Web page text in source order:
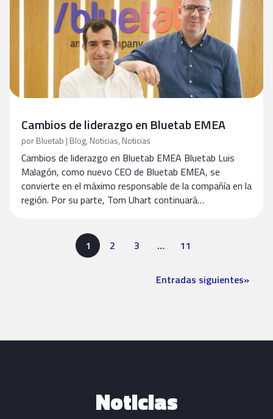
Cambios de liderazgo en Bluetab EMEA
porBluetab | Blog, Noticias, Noticias
Cambios de liderazgo en Bluetab EMEA Bluetab Luis
Malagón, como nuevo CEO de Bluetab EMEA, se
convierte en el máximo responsable de la compañía en la
región. Por su parte, Tom Uhart continuará…
1 2 3 … 11
Entradas siguientes»
Noticias